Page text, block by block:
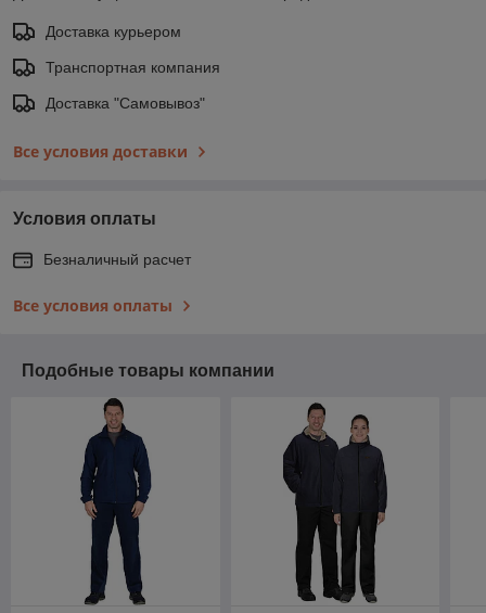
Доставка курьером
Транспортная компания
Доставка "Самовывоз"
Все условия доставки
Условия оплаты
Безналичный расчет
Все условия оплаты
Подобные товары компании